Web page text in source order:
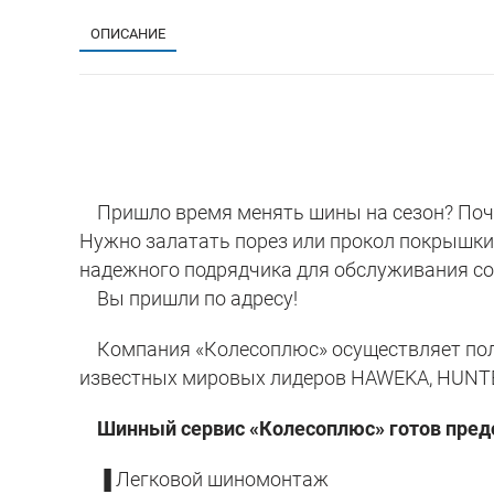
ОПИСАНИЕ
Пришло время менять шины на сезон?
Нужно залатать порез или прокол
надежного подрядчика для обслуживания
Вы пришли по адресу!
Компания «Колесоплюс» осуществляет
известных мировых лидеров HAWEKA,
Шинный сервис «Колесоплюс» готов
▐ Легковой шиномонтаж